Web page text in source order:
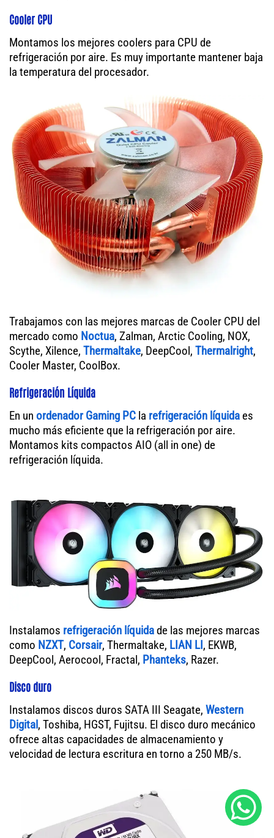
Cooler CPU
Montamos los mejores coolers para CPU de
refrigeración por aire. Es muy importante mantener baja
la temperatura del procesador.
Trabajamos con las mejores marcas de Cooler CPU del
mercado como Noctua, Zalman, Arctic Cooling, NOX,
Scythe, Xilence, Thermaltake, DeepCool, Thermalright,
Cooler Master, CoolBox.
Refrigeración Líquida
En un ordenador Gaming PC la refrigeración líquida es
mucho más eficiente que la refrigeración por aire.
Montamos kits compactos AIO (all in one) de
refrigeración líquida.
Instalamos refrigeración líquidade las mejores marcas
como NZXT, Corsair, Thermaltake, LIAN LI, EKWB,
DeepCool, Aerocool, Fractal, Phanteks, Razer.
Disco duro
Instalamos discos duros SATA III Seagate, Western
Digital, Toshiba, HGST, Fujitsu. El disco duro mecánico
ofrece altas capacidades de almacenamiento y
velocidad de lectura escritura en torno a 250 MB/s.